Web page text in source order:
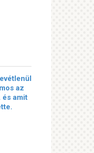
az
és amit